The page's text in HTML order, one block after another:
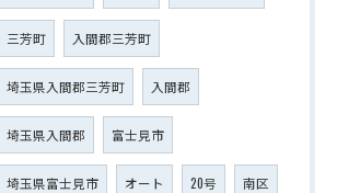
三芳町 入間郡三芳町
埼玉県入間郡三芳町 入間郡
埼玉県入間郡 富士見市
埼玉県富士見市 オート 20号 南区